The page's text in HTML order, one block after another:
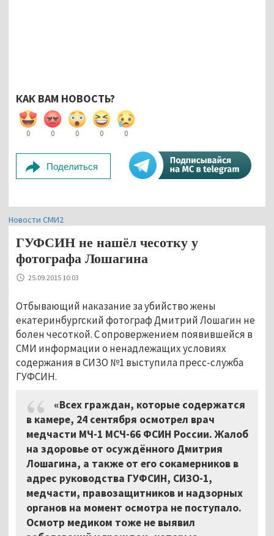
КАК ВАМ НОВОСТЬ?
0 0 0 0 0
Поделиться
Новости СМИ2
ГУФСИН не нашёл чесотку у
фотографа Лошагина
25.09.2015 10:03
Отбывающий наказание за убийство жены
екатеринбургский фотограф Дмитрий Лошагин не
болен чесоткой. С опровержением появившейся в
СМИ информации о ненадлежащих условиях
содержания в СИЗО №1 выступила пресс-служба
ГУФСИН.
«Всех граждан, которые содержатся
в камере, 24 сентября осмотрел врач
медчасти МЧ-1 МСЧ-66 ФСИН России. Жалоб
на здоровье от осуждённого Дмитрия
Лошагина, а также от его сокамерников в
адрес руководства ГУФСИН, СИЗО-1,
медчасти, правозащитников и надзорных
органов на момент осмотра не поступало.
Осмотр медиком тоже не выявил